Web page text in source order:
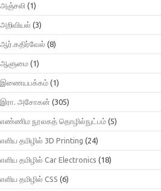
அஞ்சலி (1)
அறிவியல் (3)
ஆர்.கதிர்வேல் (8)
ஆளுமை (1)
இணையபக்கம் (1)
இரா. அசோகன் (305)
எண்ணிம நூலகத் தொழில்நுட்பம் (5)
எளிய தமிழில் 3D Printing (24)
எளிய தமிழில் Car Electronics (18)
எளிய தமிழில் CSS (6)